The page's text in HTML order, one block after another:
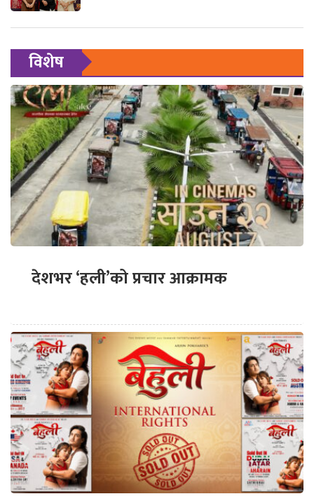
विशेष
देशभर ‘हली’को प्रचार आक्रामक